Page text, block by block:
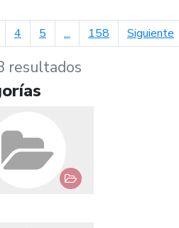
4 5 ... 158 Siguiente
resultados